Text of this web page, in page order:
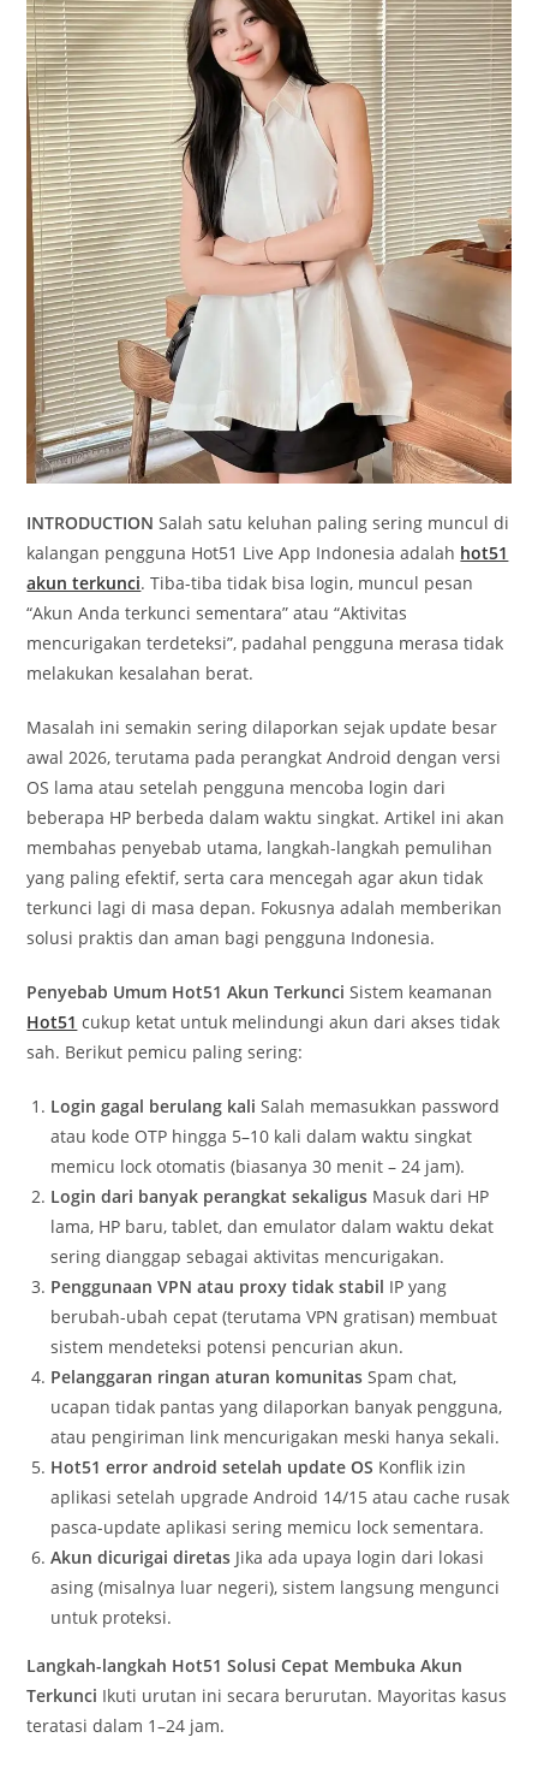
INTRODUCTION Salah satu keluhan paling sering muncul di
kalangan pengguna Hot51 Live App Indonesia adalah hot51
akun terkunci. Tiba-tiba tidak bisa login, muncul pesan
“Akun Anda terkunci sementara” atau “Aktivitas
mencurigakan terdeteksi”, padahal pengguna merasa tidak
melakukan kesalahan berat.
Masalah ini semakin sering dilaporkan sejak update besar
awal 2026, terutama pada perangkat Android dengan versi
OS lama atau setelah pengguna mencoba login dari
beberapa HP berbeda dalam waktu singkat. Artikel ini akan
membahas penyebab utama, langkah-langkah pemulihan
yang paling efektif, serta cara mencegah agar akun tidak
terkunci lagi di masa depan. Fokusnya adalah memberikan
solusi praktis dan aman bagi pengguna Indonesia.
Penyebab Umum Hot51 Akun Terkunci Sistem keamanan
Hot51 cukup ketat untuk melindungi akun dari akses tidak
sah. Berikut pemicu paling sering:
Login gagal berulang kali Salah memasukkan password
atau kode OTP hingga 5–10 kali dalam waktu singkat
memicu lock otomatis (biasanya 30 menit – 24 jam).
Login dari banyak perangkat sekaligus Masuk dari HP
lama, HP baru, tablet, dan emulator dalam waktu dekat
sering dianggap sebagai aktivitas mencurigakan.
Penggunaan VPN atau proxy tidak stabil IP yang
berubah-ubah cepat (terutama VPN gratisan) membuat
sistem mendeteksi potensi pencurian akun.
Pelanggaran ringan aturan komunitas Spam chat,
ucapan tidak pantas yang dilaporkan banyak pengguna,
atau pengiriman link mencurigakan meski hanya sekali.
Hot51 error android setelah update OS Konflik izin
aplikasi setelah upgrade Android 14/15 atau cache rusak
pasca-update aplikasi sering memicu lock sementara.
Akun dicurigai diretas Jika ada upaya login dari lokasi
asing (misalnya luar negeri), sistem langsung mengunci
untuk proteksi.
Langkah-langkah Hot51 Solusi Cepat Membuka Akun
Terkunci Ikuti urutan ini secara berurutan. Mayoritas kasus
teratasi dalam 1–24 jam.